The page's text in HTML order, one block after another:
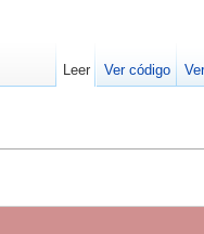
Leer Ver código